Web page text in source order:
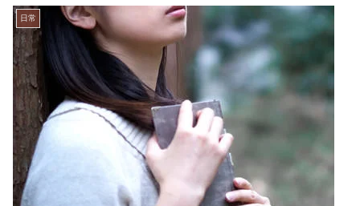
02:39)
【動画】こういう顔100点のAカップ陰女が好きなやつ
ｗｗｗｗｗｗｗｗｗｗｗｗｗｗ / NEWまとめサイトアン
テナ！
NEW! (8/10 02:35)
【画像】女子アナ、縄跳びしたらお乳も二重跳びして
しまうwww / NEWまとめサイトアンテナ！ NEW!
02:31)
今日はミスドで初ミスドらしきおじさんに「子どもに
ミスド食べたいって言われ… / VIP・ネタ・オールジャ
ンル – New World Antenna
(8/10 02:27)
ついに本格的なチーム解体に踏み切ったエンゼルス！
大谷翔平が去った後の球団が選んだ大改革の行方 / 2ch
まとめアンテナ！ NEW! (8/10 02:23)
日常